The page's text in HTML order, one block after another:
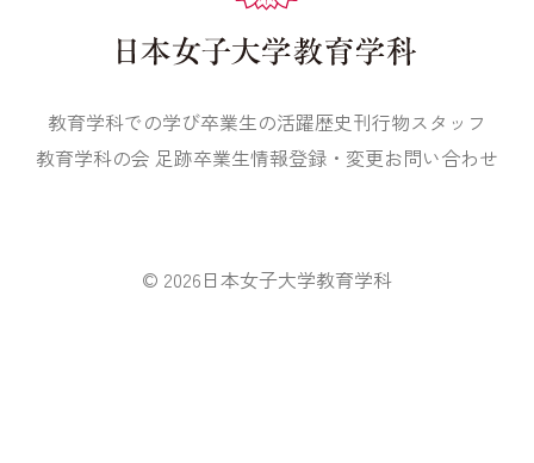
教育学科での学び卒業生の活躍歴史刊行物スタッフ
教育学科の会 足跡卒業生情報登録・変更お問い合わせ
© 2026日本女子大学教育学科